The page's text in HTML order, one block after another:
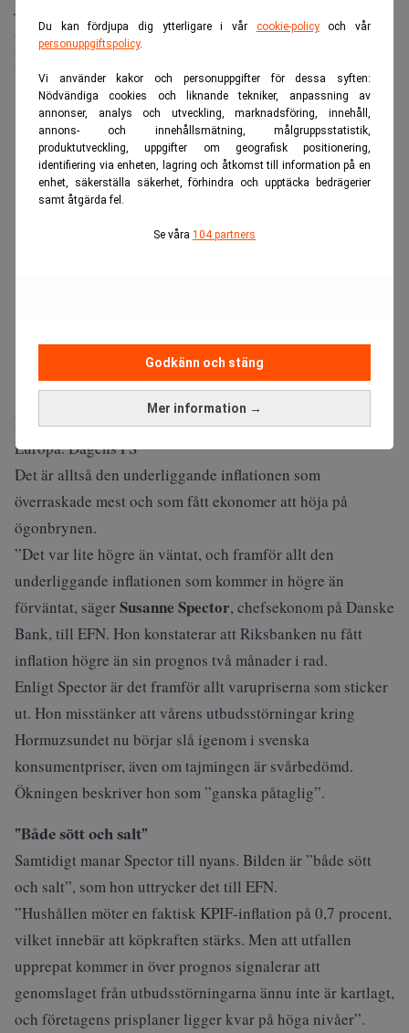
Du kan fördjupa dig ytterligare i vår cookie-policyoch vår
personuppgiftspolicy.
Vi använder kakor och personuppgifter för dessa syften:
Nödvändiga cookies och liknande tekniker, anpassning av
annonser, analys och utveckling, marknadsföring, innehåll,
annons- och innehållsmätning, målgruppsstatistik,
produktutveckling, uppgifter om geografisk positionering,
identifiering via enheten, lagring och åtkomst till information på en
enhet, säkerställa säkerhet, förhindra och upptäcka bedrägerier
samt åtgärda fel.
Se våra 104 partners
Mer information →
Godkänn och stäng
än de 0,3 procent som analytikerna väntat sig enligt
Bloombergs konsensus skriver
ANNONS
Läs även:Blackrock varnar för ny inflationschock i
Europa. Dagens PS
Det är alltså den underliggande inflationen som
överraskade mest och som fått ekonomer att höja på
ögonbrynen.
”Det var lite högre än väntat, och framför allt den
underliggande inflationen som kommer in högre än
förväntat, sägerSusanne Spector, chefsekonom på Danske
Bank, till EFN. Hon konstaterar att Riksbanken nu fått
inflation högre än sin prognos två månader i rad.
Enligt Spector är det framför allt varupriserna som sticker
ut. Hon misstänker att vårens utbudsstörningar kring
Hormuzsundet nu börjar slå igenom i svenska
konsumentpriser, även om tajmingen är svårbedömd.
Ökningen beskriver hon som ”ganska påtaglig”.
”Både sött och salt”
Samtidigt manar Spector till nyans. Bilden är ”både sött
och salt”, som hon uttrycker det till EFN.
”Hushållen möter en faktisk KPIF-inflation på 0,7 procent,
vilket innebär att köpkraften stärks. Men att utfallen
upprepat kommer in över prognos signalerar att
genomslaget från utbudsstörningarna ännu inte är kartlagt,
och företagens prisplaner ligger kvar på höga nivåer”.